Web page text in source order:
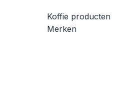
Koffie producten
Merken